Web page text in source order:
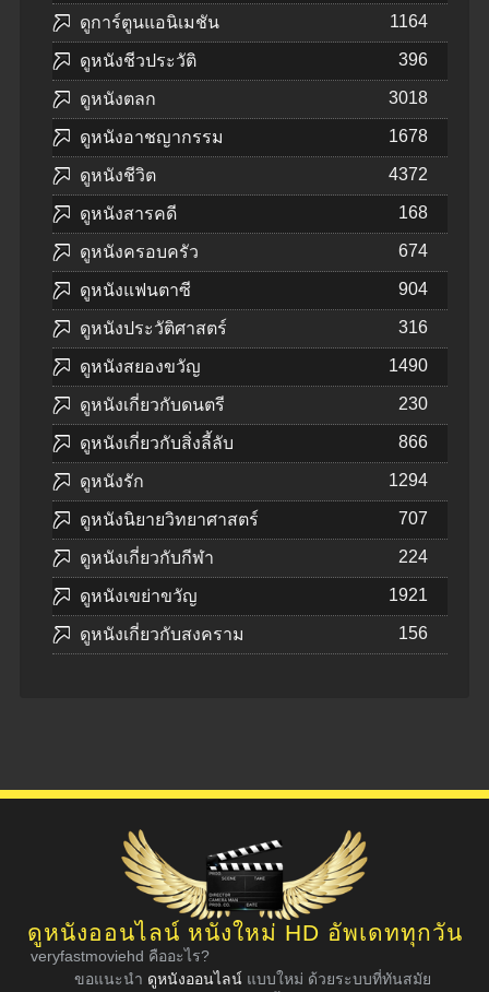
ดูการ์ตูนแอนิเมชัน 1164
ดูหนังชีวประวัติ 396
ดูหนังตลก 3018
ดูหนังอาชญากรรม 1678
ดูหนังชีวิต 4372
ดูหนังสารคดี 168
ดูหนังครอบครัว 674
ดูหนังแฟนตาซี 904
ดูหนังประวัติศาสตร์ 316
ดูหนังสยองขวัญ 1490
ดูหนังเกี่ยวกับดนตรี 230
ดูหนังเกี่ยวกับสิ่งลี้ลับ 866
ดูหนังรัก 1294
ดูหนังนิยายวิทยาศาสตร์ 707
ดูหนังเกี่ยวกับกีฬา 224
ดูหนังเขย่าขวัญ 1921
ดูหนังเกี่ยวกับสงคราม 156
ดูหนังออนไลน์ หนังใหม่ HD อัพเดททุกวัน
veryfastmoviehd คืออะไร?
ขอแนะนำ ดูหนังออนไลน์ แบบใหม่ ด้วยระบบที่ทันสมัย